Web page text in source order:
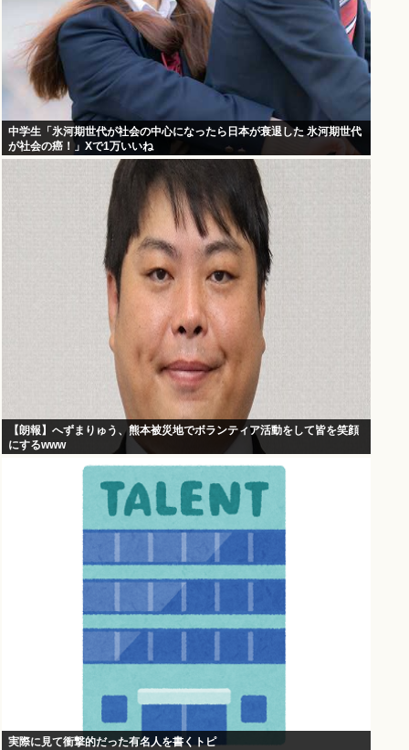
中学生「氷河期世代が社会の中心になったら日本が衰退した 氷河期世代
が社会の癌！」Xで1万いいね
【朗報】へずまりゅう、熊本被災地でボランティア活動をして皆を笑顔
にするwww
実際に見て衝撃的だった有名人を書くトピ